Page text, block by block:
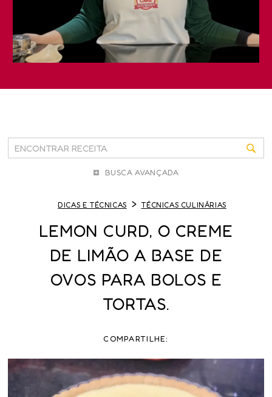
BUSCA AVANÇADA
DICAS E TÉCNICAS TÉCNICAS CULINÁRIAS
LEMON CURD, O CREME
DE LIMÃO A BASE DE
OVOS PARA BOLOS E
TORTAS.
COMPARTILHE: